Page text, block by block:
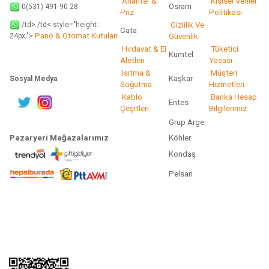
0(531) 491 90 28
Priz
Osram
Politikası
/td> /td< style="height:
24px;"> Pano & Otomat Kutuları
Cata
Gizlilik Ve
Güvenlik
Hırdavat & El
Aletleri
Kumtel
Tüketici
Yasası
Sosyal Medya
Isıtma &
Soğutma
Kaşkar
Müşteri
Hizmetleri
Kablo
Çeşitleri
Entes
Banka Hesap
Bilgilerimiz
Grup Arge
Pazaryeri Mağazalarımız
Köhler
Kondaş
Pelsan